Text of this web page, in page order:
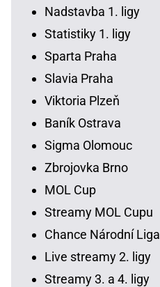
Nadstavba 1. ligy
Statistiky 1. ligy
Sparta Praha
Slavia Praha
Viktoria Plzeň
Baník Ostrava
Sigma Olomouc
Zbrojovka Brno
MOL Cup
Streamy MOL Cupu
Chance Národní Liga
Live streamy 2. ligy
Streamy 3. a 4. ligy